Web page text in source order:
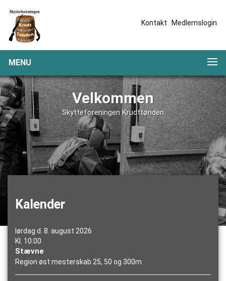
Kontakt Medlemslogin
MENU
Velkommen
Skytteforeningen Krudttønden
Kalender
lørdag d. 8. august 2026
Kl. 10:00
Stævne
Region øst mesterskab 25, 50 og 300m